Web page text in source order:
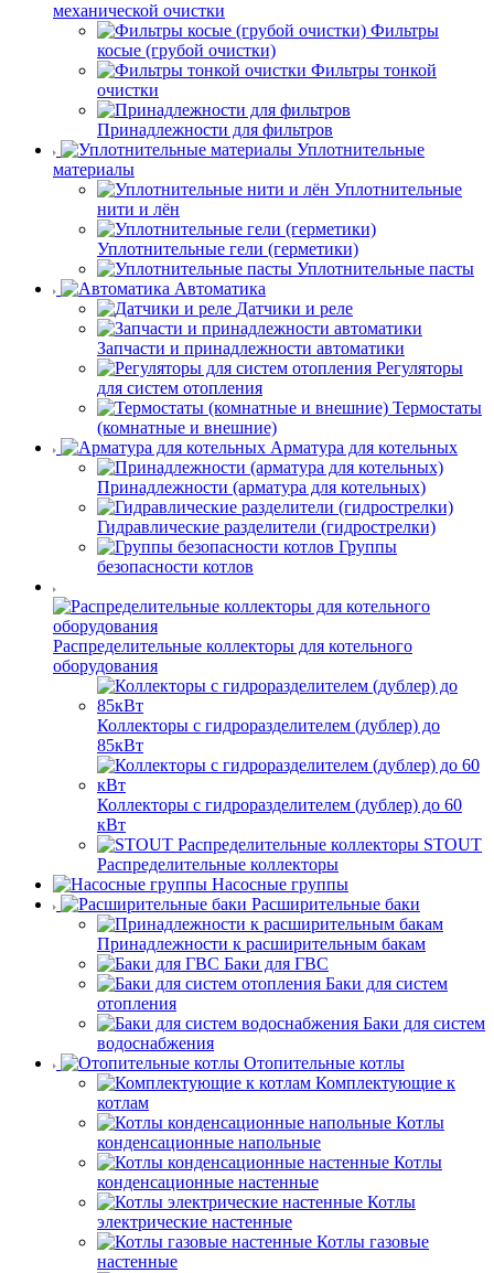
механической очистки
Фильтры
косые (грубой очистки)
Фильтры тонкой
очистки
Принадлежности для фильтров
Уплотнительные
материалы
Уплотнительные
нити и лён
Уплотнительные гели (герметики)
Уплотнительные пасты
Автоматика
Датчики и реле
Запчасти и принадлежности автоматики
Регуляторы
для систем отопления
Термостаты
(комнатные и внешние)
Арматура для котельных
Принадлежности (арматура для котельных)
Гидравлические разделители (гидрострелки)
Группы
безопасности котлов
Распределительные коллекторы для котельного
оборудования
Коллекторы с гидроразделителем (дублер) до
85кВт
Коллекторы с гидроразделителем (дублер) до 60
кВт
STOUT
Распределительные коллекторы
Насосные группы
Расширительные баки
Принадлежности к расширительным бакам
Баки для ГВС
Баки для систем
отопления
Баки для систем
водоснабжения
Отопительные котлы
Комплектующие к
котлам
Котлы
конденсационные напольные
Котлы
конденсационные настенные
Котлы
электрические настенные
Котлы газовые
настенные